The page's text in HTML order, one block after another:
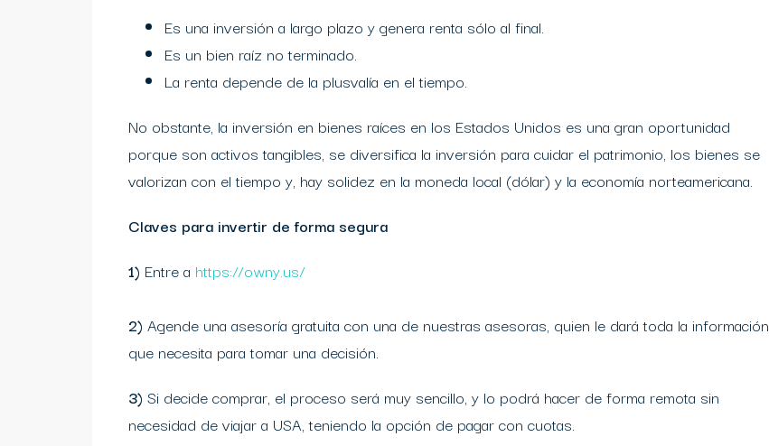
Es una inversión a largo plazo y genera renta sólo al final.
Es un bien raíz no terminado.
La renta depende de la plusvalía en el tiempo.
No obstante, la inversión en bienes raíces en los Estados Unidos es una gran oportunidad
porque son activos tangibles, se diversifica la inversión para cuidar el patrimonio, los bienes se
valorizan con el tiempo y, hay solidez en la moneda local (dólar) y la economía norteamericana.
Claves para invertir de forma segura
1) Entre a https://owny.us/
2) Agende una asesoría gratuita con una de nuestras asesoras, quien le dará toda la información
que necesita para tomar una decisión.
3) Si decide comprar, el proceso será muy sencillo, y lo podrá hacer de forma remota sin
necesidad de viajar a USA, teniendo la opción de pagar con cuotas.